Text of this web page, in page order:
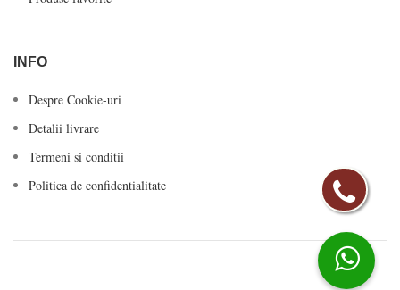
INFO
Despre Cookie-uri
Detalii livrare
Termeni si conditii
Politica de confidentialitate